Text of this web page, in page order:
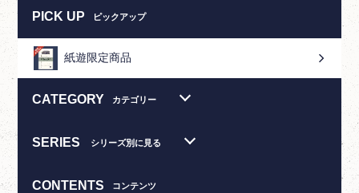
PICK UP ピックアップ
紙遊限定商品
CATEGORY カテゴリー
SERIES シリーズ別に見る
CONTENTS コンテンツ